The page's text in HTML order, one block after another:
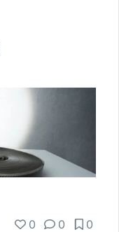
0 0 0